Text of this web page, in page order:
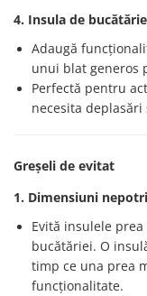
4. Insula de
Adaugă
unui blat generos
Perfectă pentru
necesita
Greșeli de evitat
1. Dimensiuni
Evită insulele
bucătăriei. O
timp ce una prea
funcționalitate.